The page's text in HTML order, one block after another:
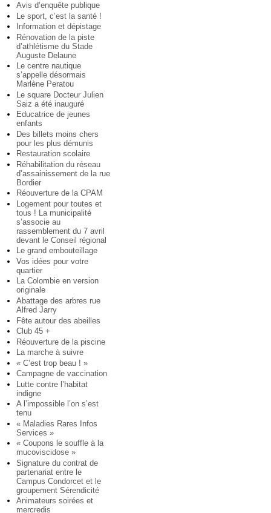
Avis d’enquête publique
Le sport, c’est la santé !
Information et dépistage
Rénovation de la piste
d’athlétisme du Stade
Auguste Delaune
Le centre nautique
s’appelle désormais
Marlène Peratou
Le square Docteur Julien
Saiz a été inauguré
Educatrice de jeunes
enfants
Des billets moins chers
pour les plus démunis
Restauration scolaire
Réhabilitation du réseau
d’assainissement de la rue
Bordier
Réouverture de la CPAM
Logement pour toutes et
tous ! La municipalité
s’associe au
rassemblement du 7 avril
devant le Conseil régional
Le grand embouteillage
Vos idées pour votre
quartier
La Colombie en version
originale
Abattage des arbres rue
Alfred Jarry
Fête autour des abeilles
Club 45 +
Réouverture de la piscine
La marche à suivre
« C’est trop beau ! »
Campagne de vaccination
Lutte contre l’habitat
indigne
A l’impossible l’on s’est
tenu
« Maladies Rares Infos
Services »
« Coupons le souffle à la
mucoviscidose »
Signature du contrat de
partenariat entre le
Campus Condorcet et le
groupement Sérendicité
Animateurs soirées et
mercredis